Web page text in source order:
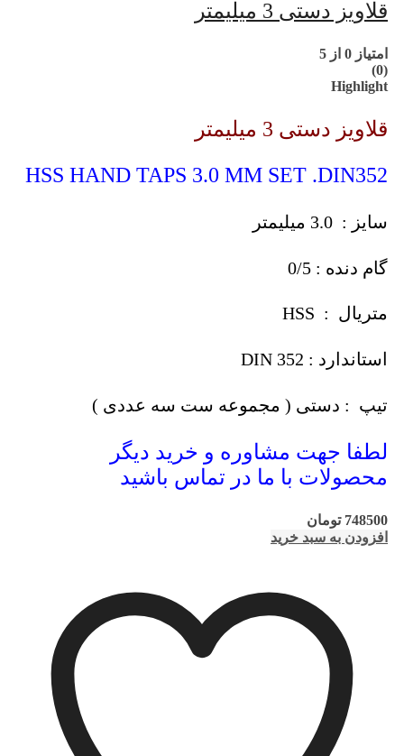
قلاویز دستی 3 میلیمتر
امتیاز 0 از 5
(0)
Highlight
قلاویز دستی 3 میلیمتر
HSS HAND TAPS 3.0 MM SET .DIN352
سایز : 3.0 میلیمتر
گام دنده : 0/5
متریال : HSS
استاندارد : DIN 352
تیپ : دستی ( مجموعه ست سه عددی )
لطفا جهت مشاوره و خرید دیگر
محصولات با ما در تماس باشید
748500 تومان
افزودن به سبد خرید